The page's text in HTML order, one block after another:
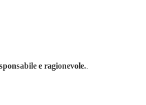
e ragionevole..